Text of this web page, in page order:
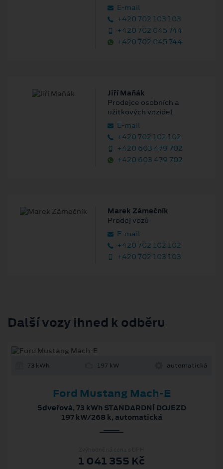
E‑mail
+420 702 103 103
+420 702 045 744
+420 702 045 744
Jiří Maňák
Prodejce osobních a
užitkových vozidel
E‑mail
+420 702 102 102
+420 603 479 702
+420 603 479 702
Marek Zámečník
Prodej vozů
E‑mail
+420 702 102 102
+420 702 103 103
Další vozy ihned k odběru
73 kWh 197 kW automatická
Ford Mustang Mach-E
5dveřová, 73 kWh STANDARDNÍ DOJEZD
197 kW/268 k, automatická
1 041 355 Kč